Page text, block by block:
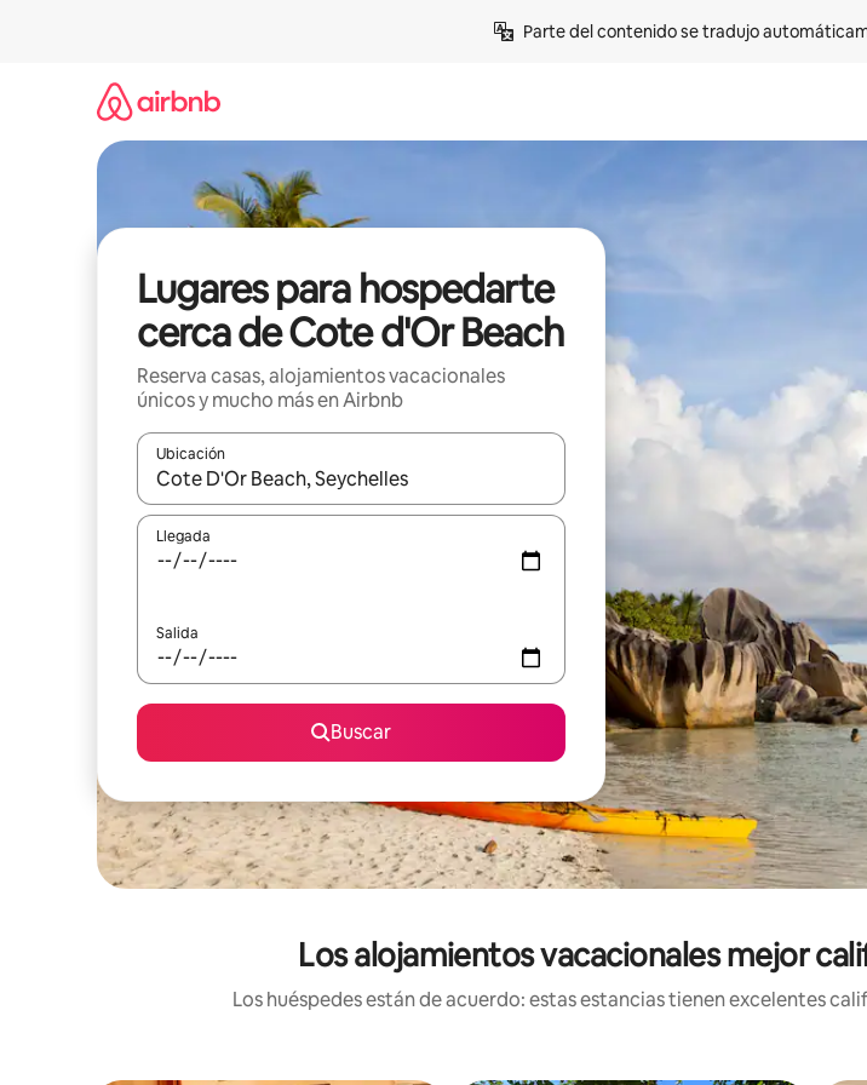
Parte del contenido se tradujo
Lugares para hospedarte
cerca de Cote d'Or Beach
Reserva casas, alojamientos vacacionales
únicos y mucho más en Airbnb
Ubicación
Cuando los resultados estén disponibles, podrás navegar usando las teclas de las flechas
Llegada
Salida
Buscar
Los alojamientos vacacionales mejor
Los huéspedes están de acuerdo: estas estancias tienen excelentes